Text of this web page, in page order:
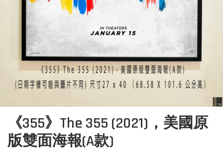
《355》The 355 (2021)，美國原
版雙面海報(A款)